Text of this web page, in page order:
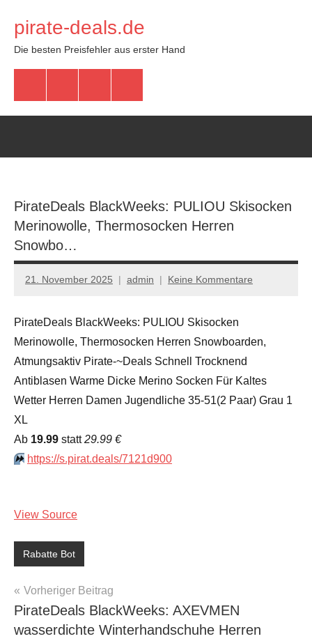
Inhalt
springen
pirate-deals.de
Die besten Preisfehler aus erster Hand
PirateDeals BlackWeeks: PULIOU Skisocken
Merinowolle, Thermosocken Herren
Snowbo…
21. November 2025 admin Keine Kommentare
PirateDeals BlackWeeks: PULIOU Skisocken
Merinowolle, Thermosocken Herren Snowboarden,
Atmungsaktiv Pirate-~Deals Schnell Trocknend
Antiblasen Warme Dicke Merino Socken Für Kaltes
Wetter Herren Damen Jugendliche 35-51(2 Paar) Grau 1
XL
Аb 19.99 statt29.99 €
⏩️ https://s.pirat.deals/7121d900
View Source
Rabatte Bot
Beitragsnavigation
Vorheriger Beitrag
PirateDeals BlackWeeks: AXEVMEN
wasserdichte Winterhandschuhe Herren